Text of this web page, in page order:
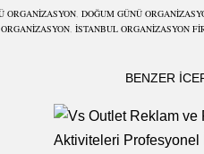
ORGANIZASYON DOĞUM GÜNÜ
İSTANBUL ORGANIZASYON
BENZER